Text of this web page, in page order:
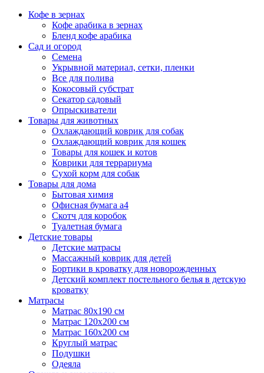
Кофе в зернах
Кофе арабика в зернах
Бленд кофе арабика
Сад и огород
Семена
Укрывной материал, сетки, пленки
Все для полива
Кокосовый субстрат
Секатор садовый
Опрыскиватели
Товары для животных
Охлаждающий коврик для собак
Охлаждающий коврик для кошек
Товары для кошек и котов
Коврики для террариума
Сухой корм для собак
Товары для дома
Бытовая химия
Офисная бумага а4
Скотч для коробок
Туалетная бумага
Детские товары
Детские матрасы
Массажный коврик для детей
Бортики в кроватку для новорожденных
Детский комплект постельного белья в детскую
кроватку
Матрасы
Матрас 80х190 см
Матраc 120х200 см
Матрас 160х200 см
Круглый матрас
Подушки
Одеяла